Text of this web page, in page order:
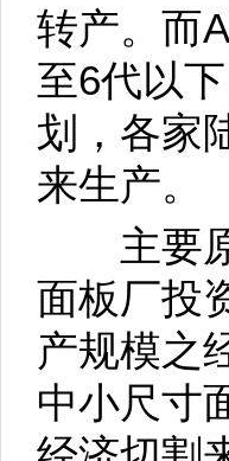
转产。而
至6代以
划，各家
来生产。
主要原
面板厂投
产规模之
中小尺寸